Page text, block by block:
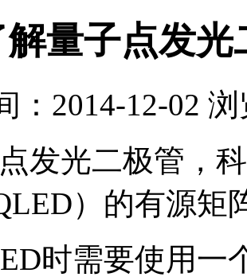
量子点发光
：2014-12-02
发光二极管，
）的有源矩
时需要使用一